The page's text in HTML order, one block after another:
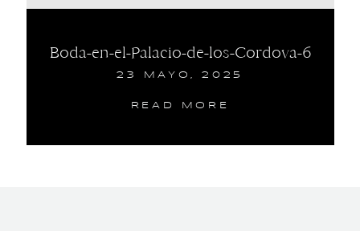
Boda-en-el-Palacio-de-los-Cordova-6
23 MAYO, 2025
READ MORE